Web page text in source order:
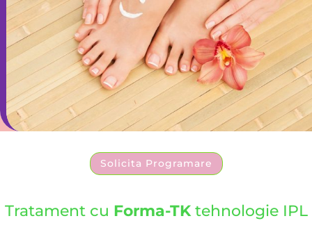
Solicita Programare
Tratament cu Forma-TKtehnologie IPL